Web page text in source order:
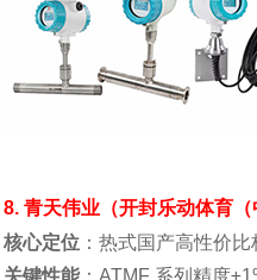
8. 青天伟业（开封乐动体育
核心定位 ：热式国产高性价
关键性能：ATMF 系列精度